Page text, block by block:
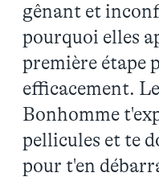
gênant et
pourquoi elles
première étape
efficacement.
Bonhomme
pellicules et te
pour t'en